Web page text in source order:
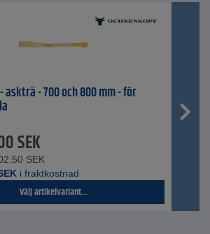
- 700 och 800 mm - för
SEK
SEK
i fraktkostnad
Välj artikelvariant...